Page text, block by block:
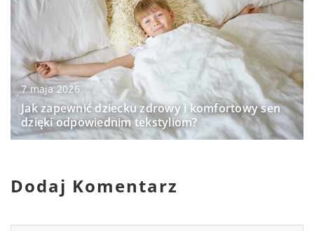
7 maja 2026
Jak zapewnić dziecku zdrowy i komfortowy sen
dzięki odpowiednim tekstyliom?
Dodaj Komentarz